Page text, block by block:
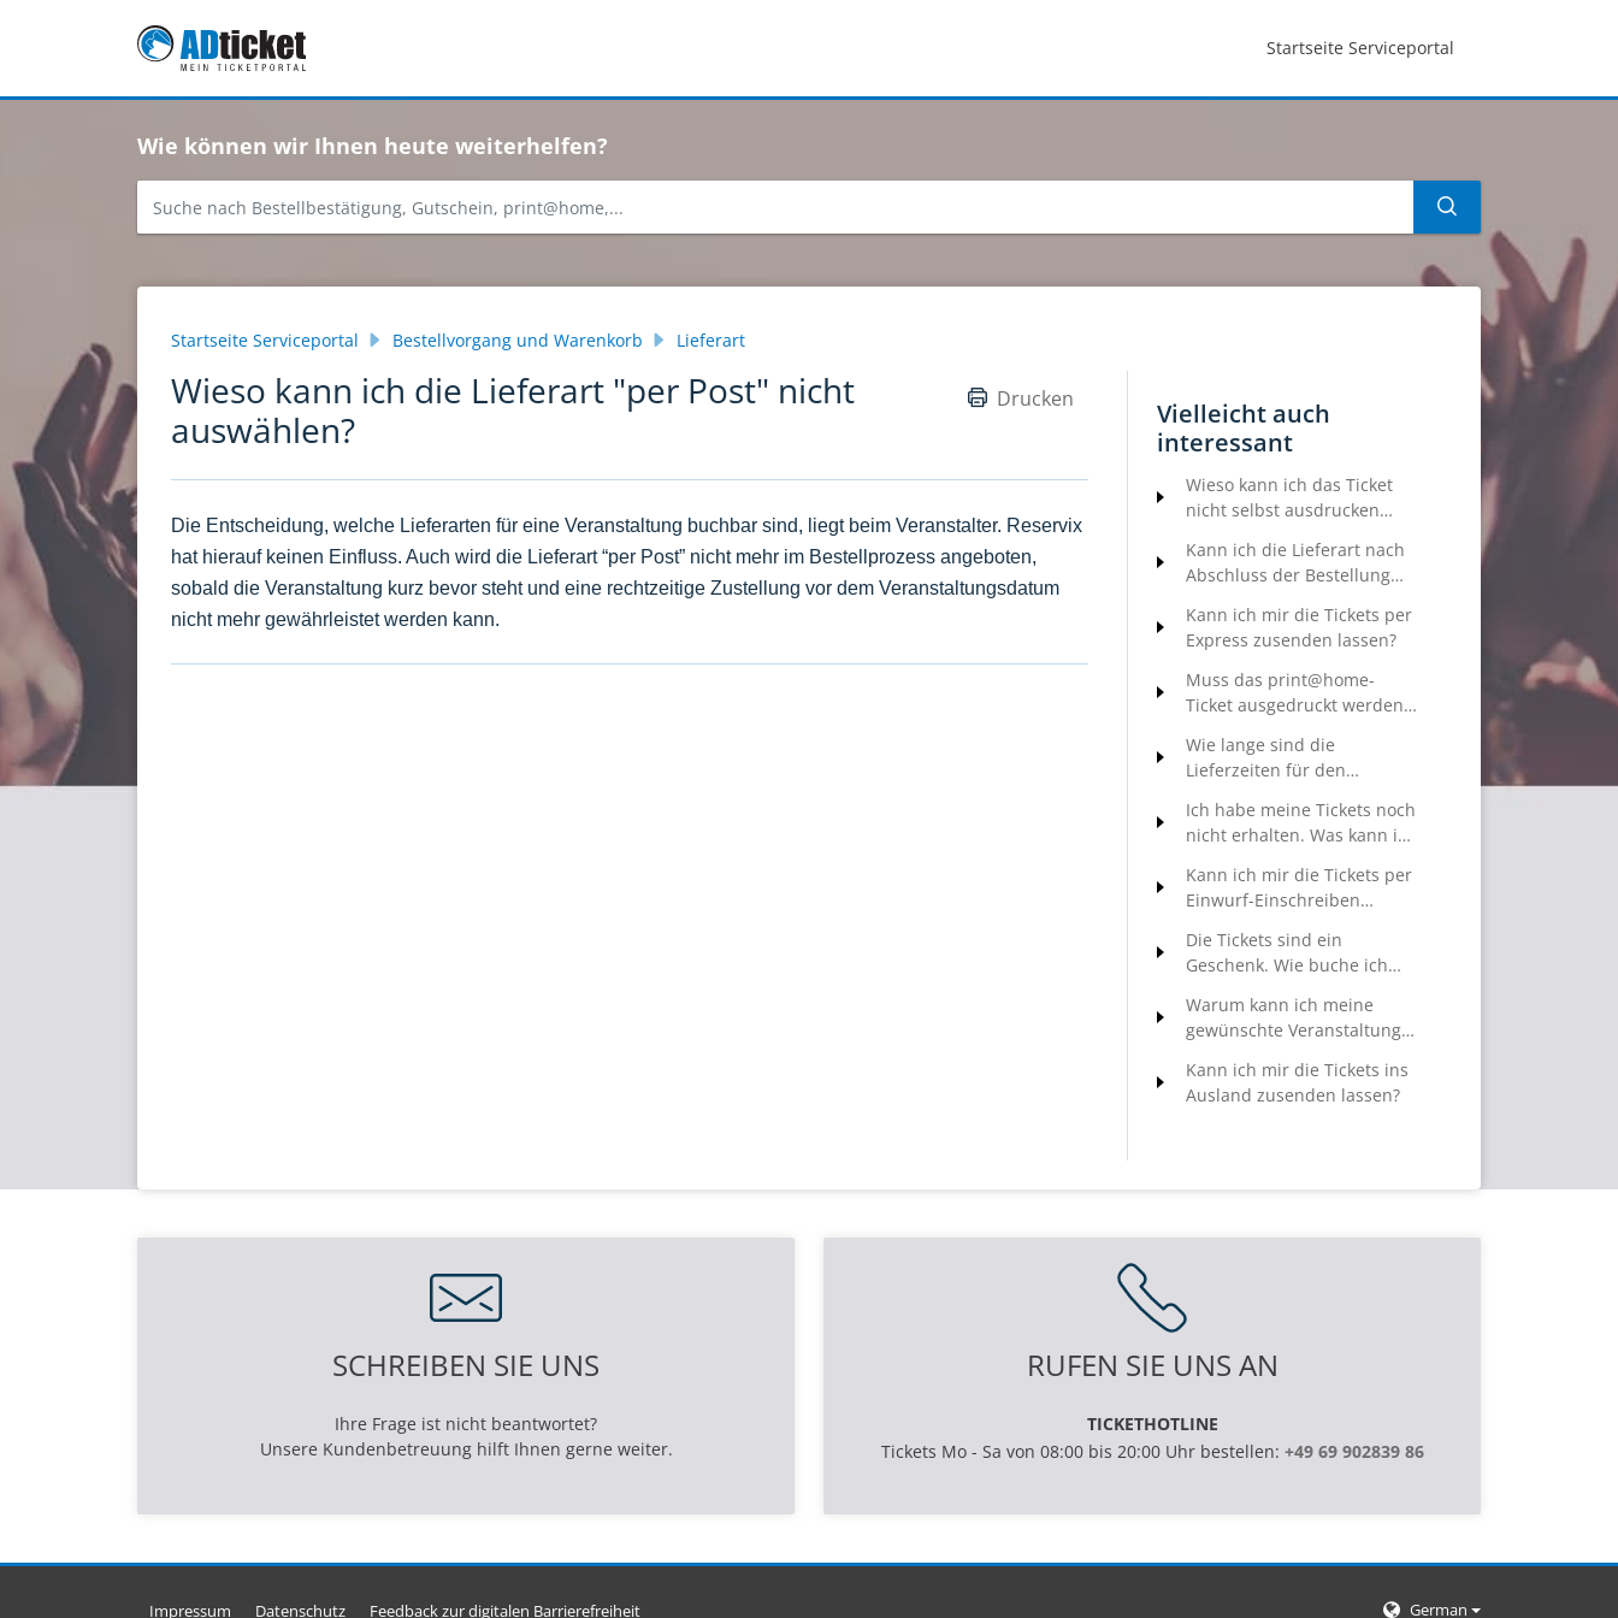
Startseite Serviceportal
Wie können wir Ihnen heute weiterhelfen?
Startseite Serviceportal Bestellvorgang und Warenkorb Lieferart
Wieso kann ich die Lieferart "per Post" nicht
auswählen?
Drucken
Die Entscheidung, welche Lieferarten für eine Veranstaltung buchbar sind, liegt beim Veranstalter. Reservix
hat hierauf keinen Einfluss. Auch wird die Lieferart “per Post” nicht mehr im Bestellprozess angeboten,
sobald die Veranstaltung kurz bevor steht und eine rechtzeitige Zustellung vor dem Veranstaltungsdatum
nicht mehr gewährleistet werden kann.
Vielleicht auch
interessant
Wieso kann ich das Ticket
nicht selbst ausdrucken
elektronische Variante fürs
Smartphone (Mobile Ticket)
wählen?
Kann ich die Lieferart nach
Abschluss der Bestellung
Kann ich mir die Tickets per
Express zusenden lassen?
Muss das print@home-
Ticket ausgedruckt werden?
keinen Drucker zu Hause
habe?
Wie lange sind die
Lieferzeiten für den
Ich habe meine Tickets noch
nicht erhalten. Was kann ich
Kann ich mir die Tickets per
Einwurf-Einschreiben
Die Tickets sind ein
Geschenk. Wie buche ich
Kann ich eine persönliche
Grußbotschaft mitschicken?
Warum kann ich meine
gewünschte Veranstaltung
finden?
Kann ich mir die Tickets ins
Ausland zusenden lassen?
SCHREIBEN SIE UNS
Ihre Frage ist nicht beantwortet?
Unsere Kundenbetreuung hilft Ihnen gerne weiter.
RUFEN SIE UNS AN
TICKETHOTLINE
Tickets Mo - Sa von 08:00 bis 20:00 Uhr bestellen: +49 69 902839 86
Impressum Datenschutz Feedback zur digitalen Barrierefreiheit German